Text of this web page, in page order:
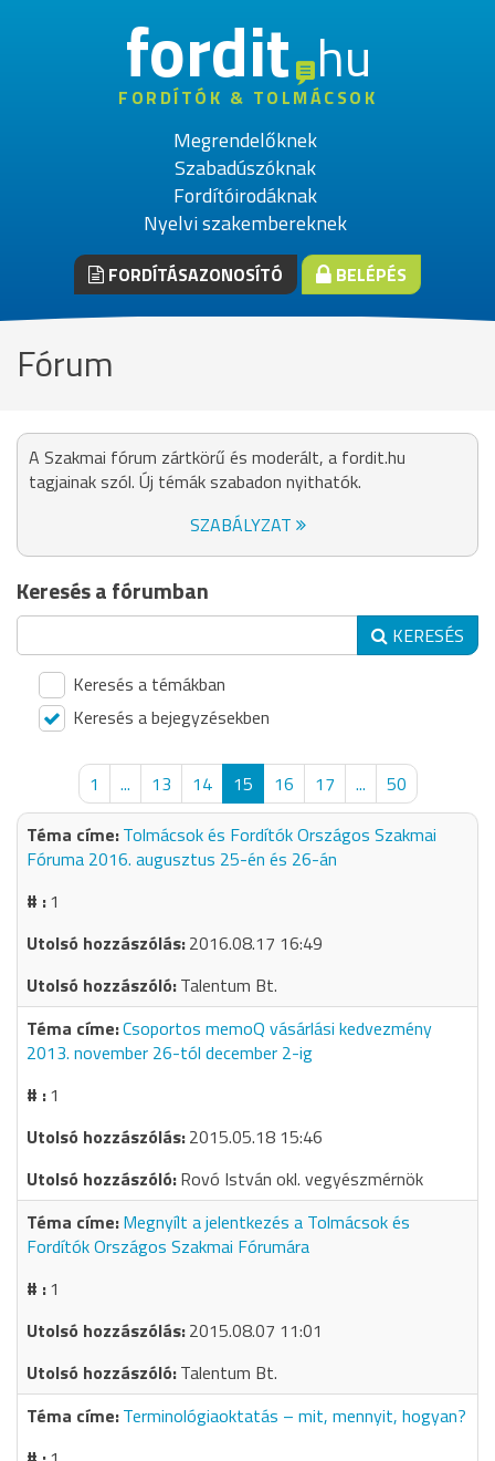
fordithu
FORDÍTÓK & TOLMÁCSOK
Megrendelőknek
Szabadúszóknak
Fordítóirodáknak
Nyelvi szakembereknek
FORDÍTÁSAZONOSÍTÓ BELÉPÉS
Fórum
A Szakmai fórum zártkörű és moderált, a fordit.hu
tagjainak szól. Új témák szabadon nyithatók.
SZABÁLYZAT
Keresés a fórumban
KERESÉS
Keresés a témákban
Keresés a bejegyzésekben
1 ... 13 14 15 16 17 ...
50
Tolmácsok és Fordítók Országos Szakmai
Fóruma 2016. augusztus 25-én és 26-án
1
2016.08.17 16:49
Talentum Bt.
Csoportos memoQ vásárlási kedvezmény
2013. november 26-tól december 2-ig
1
2015.05.18 15:46
Rovó István okl. vegyészmérnök
Megnyílt a jelentkezés a Tolmácsok és
Fordítók Országos Szakmai Fórumára
1
2015.08.07 11:01
Talentum Bt.
Terminológiaoktatás – mit, mennyit, hogyan?